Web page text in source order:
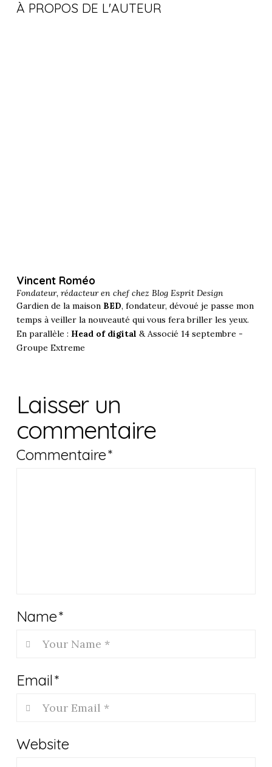
À PROPOS DE L'AUTEUR
Vincent Roméo
Fondateur, rédacteur en chef chez Blog Esprit Design
Gardien de la maison BED, fondateur, dévoué je passe mon
temps à veiller la nouveauté qui vous fera briller les yeux.
En parallèle : Head of digital & Associé 14 septembre -
Groupe Extreme
Laisser un
commentaire
Commentaire*
Name*
Email*
Website